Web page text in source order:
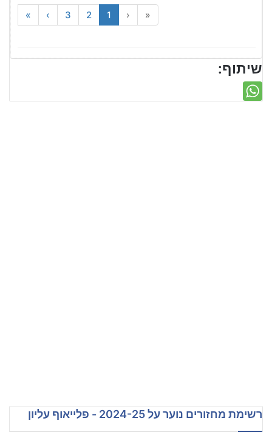
«
‹
1
2
3
›
»
שיתוף:
רשימת מחזורים נוער על 2024-25 - פלייאוף עליון